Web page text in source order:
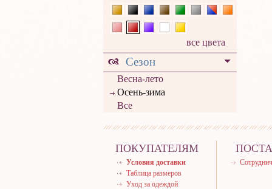
все цвета
Сезон
Весна-лето
Осень-зима
Все
ПОКУПАТЕЛЯМ
Условия доставки
Таблица размеров
Уход за одеждой